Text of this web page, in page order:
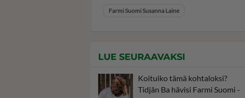
Farmi Suomi Susanna Laine
LUE SEURAAVAKSI
Koituiko tämä kohtaloksi?
Tidjân Ba hävisi Farmi Suomi -